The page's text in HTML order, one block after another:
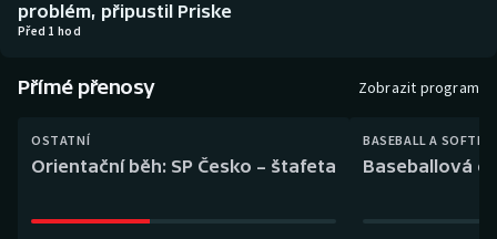
Boby a skeleton
Box
Curling
AZ kvíz
problém, připustil Priske
Před 1 hod
Přímé přenosy Zobrazit program
OSTATNÍ
Orientační běh: SP Česko – štafeta
BASEBALL A
Baseballová